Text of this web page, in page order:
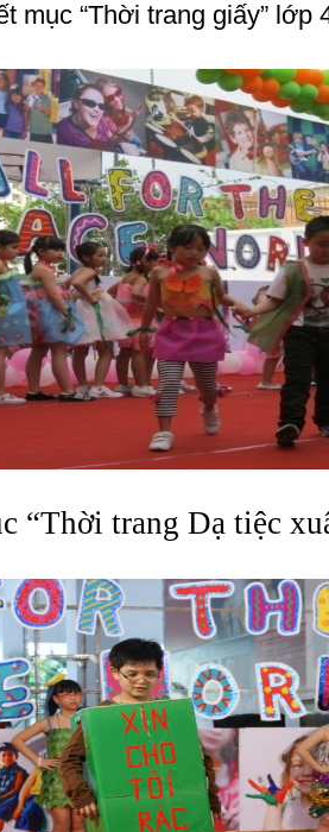
mục “Thời trang giấy” lớp
“Thời trang Dạ tiệc